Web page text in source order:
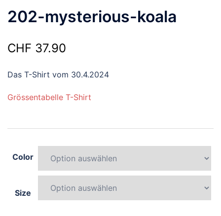
202-mysterious-koala
CHF 37.90
Das T-Shirt vom 30.4.2024
Grössentabelle T-Shirt
Color
Size